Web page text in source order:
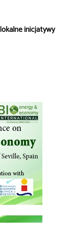
inicjatywy